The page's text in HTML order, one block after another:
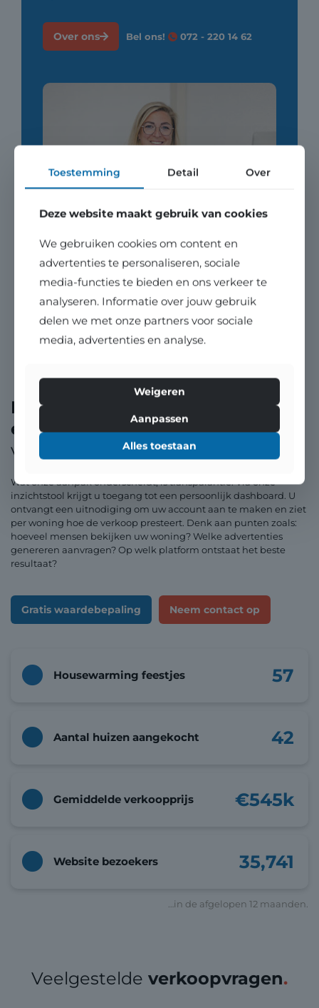
Over ons Bel ons! 072 - 220 14 62
Publiceren op Funda is
eenvoudig,maar opvallen is een
vak
Wat onze aanpak onderscheidt, is transparantie. Via onze
inzichtstool krijgt u toegang tot een persoonlijk dashboard. U
ontvangt een uitnodiging om uw account aan te maken en ziet
per woning hoe de verkoop presteert. Denk aan punten zoals:
hoeveel mensen bekijken uw woning? Welke advertenties
genereren aanvragen? Op welk platform ontstaat het beste
resultaat?
Gratis waardebepaling Neem contact op
57
Housewarming feestjes
42
Aantal huizen aangekocht
€545k
Gemiddelde verkoopprijs
35,741
Website bezoekers
…in de afgelopen 12 maanden.
Veelgestelde verkoopvragen.
Toestemming Detail Over
Deze website maakt gebruik van cookies
We gebruiken cookies om content en
advertenties te personaliseren, sociale
media-functies te bieden en ons verkeer te
analyseren. Informatie over jouw gebruik
delen we met onze partners voor sociale
media, advertenties en analyse.
Weigeren
Aanpassen
Alles toestaan